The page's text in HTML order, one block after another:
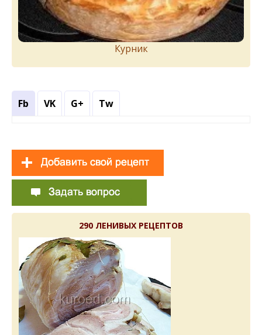
Курник
Fb VK G+ Tw
290 ЛЕНИВЫХ РЕЦЕПТОВ